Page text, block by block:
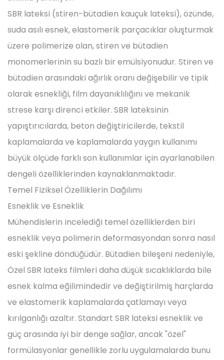
SBR lateksi (stiren-bütadien kauçuk lateksi), özünde,
suda asılı esnek, elastomerik parçacıklar oluşturmak
üzere polimerize olan, stiren ve bütadien
monomerlerinin su bazlı bir emülsiyonudur. Stiren ve
bütadien arasındaki ağırlık oranı değişebilir ve tipik
olarak esnekliği, film dayanıklılığını ve mekanik
strese karşı direnci etkiler. SBR lateksinin
yapıştırıcılarda, beton değiştiricilerde, tekstil
kaplamalarda ve kaplamalarda yaygın kullanımı
büyük ölçüde farklı son kullanımlar için ayarlanabilen
dengeli özelliklerinden kaynaklanmaktadır.
Temel Fiziksel Özelliklerin Dağılımı
Esneklik ve Esneklik
Mühendislerin incelediği temel özelliklerden biri
esneklik veya polimerin deformasyondan sonra nasıl
eski şekline döndüğüdür. Bütadien bileşeni nedeniyle,
Özel SBR lateks filmleri daha düşük sıcaklıklarda bile
esnek kalma eğilimindedir ve değiştirilmiş harçlarda
ve elastomerik kaplamalarda çatlamayı veya
kırılganlığı azaltır. Standart SBR lateksi esneklik ve
güç arasında iyi bir denge sağlar, ancak "özel"
formülasyonlar genellikle zorlu uygulamalarda bunu